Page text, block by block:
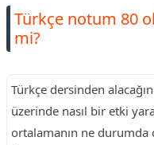
Türkçe notum 80
mi?
Türkçe dersinden
üzerinde nasıl bir etki
ortalamanın ne